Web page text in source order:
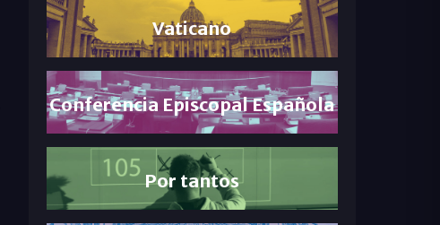
Vaticano
Conferencia Episcopal Española
Por tantos